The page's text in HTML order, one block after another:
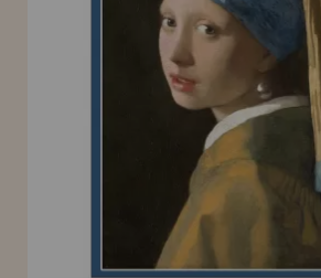
INFORMACIÓN
955 333 133
info@casadelpuzzle.com